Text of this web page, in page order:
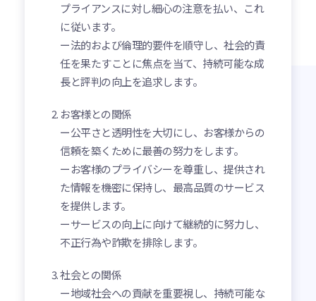
プライアンスに対し細心の注意を払い、これ
に従います。
ー法的および倫理的要件を順守し、社会的責
任を果たすことに焦点を当て、持続可能な成
長と評判の向上を追求します。
お客様との関係
ー公平さと透明性を大切にし、お客様からの
信頼を築くために最善の努力をします。
ーお客様のプライバシーを尊重し、提供され
た情報を機密に保持し、最高品質のサービス
を提供します。
ーサービスの向上に向けて継続的に努力し、
不正行為や詐欺を排除します。
社会との関係
ー地域社会への貢献を重要視し、持続可能な